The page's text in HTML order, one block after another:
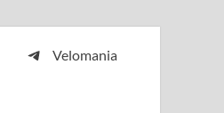
Velomania